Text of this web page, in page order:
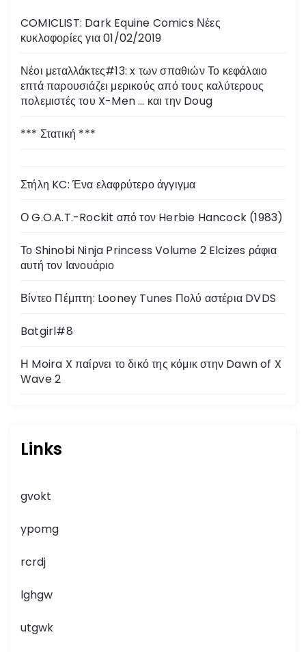
COMICLIST: Dark Equine Comics Νέες
κυκλοφορίες για 01/02/2019
Νέοι μεταλλάκτες#13: x των σπαθιών Το κεφάλαιο
επτά παρουσιάζει μερικούς από τους καλύτερους
πολεμιστές του X-Men … και την Doug
*** Στατική ***
Στήλη KC: Ένα ελαφρύτερο άγγιγμα
Ο G.O.A.T.-Rockit από τον Herbie Hancock (1983)
Το Shinobi Ninja Princess Volume 2 Elcizes ράφια
αυτή τον Ιανουάριο
Βίντεο Πέμπτη: Looney Tunes Πολύ αστέρια DVDS
Batgirl#8
Η Moira X παίρνει το δικό της κόμικ στην Dawn of X
Wave 2
Links
gvokt
ypomg
rcrdj
lghgw
utgwk